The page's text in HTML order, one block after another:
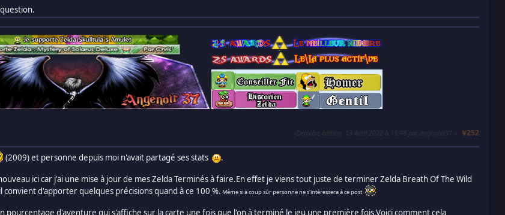
#252
Dernière édition : 13 Avril 2022 à 15:48 par angenoir37
(2009) et personne depuis moi n'avait partagé ses stats
.
ici car j'ai une mise à jour de mes Zelda Terminés à faire.En effet je viens tout juste de terminer Zelda Breath Of The Wild
convient d'apporter quelques précisions quand à ce 100 %. Même si à coup sûr personne ne s'intéressera à ce post
pourcentage d'aventure qui s'affiche sur la carte une fois que l'on à terminé le jeu une première fois.Voici comment cela